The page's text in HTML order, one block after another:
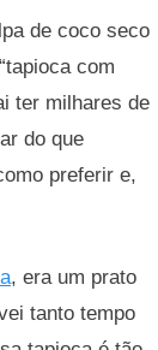
de coco seco
com
ter milhares de
do que
preferir e,
, era um prato
tanto tempo